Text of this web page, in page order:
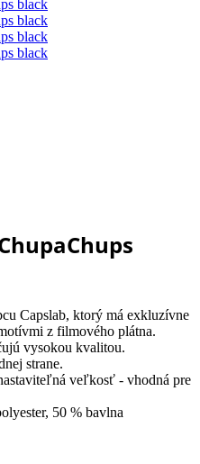
Capslab, ktorý má exkluzívne
z filmového plátna.
vysokou kvalitou.
strane.
veľkosť - vhodná pre
50 % bavlna